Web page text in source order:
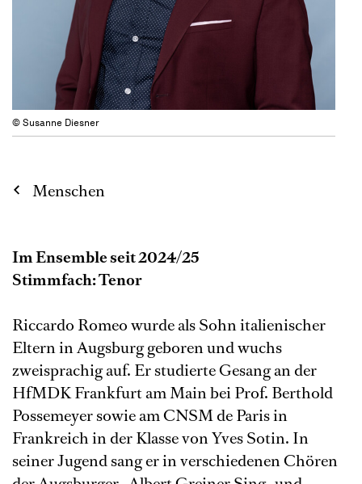
© Susanne Diesner
Menschen
Im Ensemble seit 2024/25
Stimmfach: Tenor
Riccardo Romeo wurde als Sohn italienischer
Eltern in Augsburg geboren und wuchs
zweisprachig auf. Er studierte Gesang an der
HfMDK Frankfurt am Main bei Prof. Berthold
Possemeyer sowie am CNSM de Paris in
Frankreich in der Klasse von Yves Sotin. In
seiner Jugend sang er in verschiedenen Chören